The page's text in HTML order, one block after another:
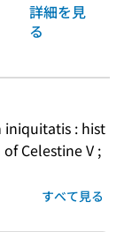
詳細を見
る
iniquitatis : hist
Celestine V ;
すべて見る